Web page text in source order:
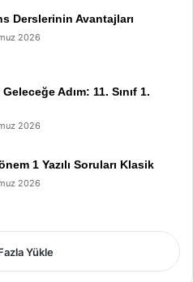
Derslerinin Avantajları
2026
Adım: 11. Sınıf 1.
2026
1 Yazılı Soruları Klasik
2026
Yükle